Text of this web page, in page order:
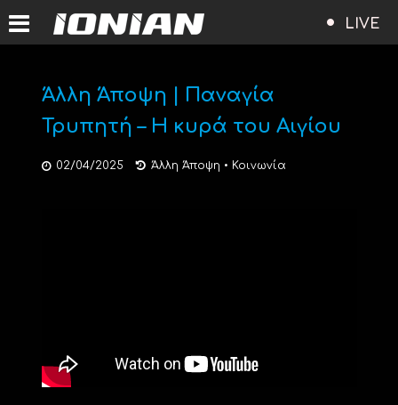
LIVE
Άλλη Άποψη | Παναγία
Τρυπητή – Η κυρά του Αιγίου
02/04/2025 Άλλη Άποψη • Κοινωνία